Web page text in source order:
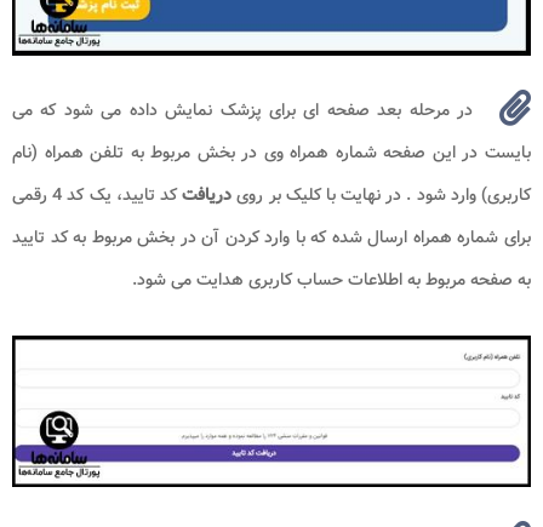
در مرحله بعد صفحه ای برای پزشک نمایش داده می شود که می
بایست در این صفحه شماره همراه وی در بخش مربوط به تلفن همراه (نام
کاربری) وارد شود . در نهایت با کلیک بر رویدریافت
کد تایید، یک کد 4 رقمی
برای شماره همراه ارسال شده که با وارد کردن آن در بخش مربوط به کد تایید
به صفحه مربوط به اطلاعات حساب کاربری هدایت می شود.